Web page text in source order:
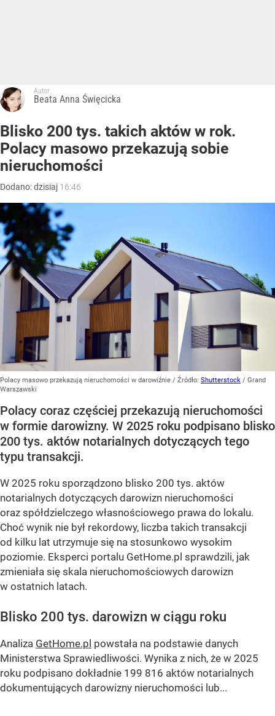
Autor:
Beata Anna Święcicka
Blisko 200 tys. takich aktów w rok.
Polacy masowo przekazują sobie
nieruchomości
Dodano:dzisiaj 16:46
Polacy masowo przekazują nieruchomości w darowiźnie / Źródło: Shutterstock / Grand
Warszawski
Polacy coraz częściej przekazują nieruchomości
w formie darowizny. W 2025 roku podpisano blisko
200 tys. aktów notarialnych dotyczących tego
typu transakcji.
W 2025 roku sporządzono blisko 200 tys. aktów
notarialnych dotyczących darowizn nieruchomości
oraz spółdzielczego własnościowego prawa do lokalu.
Choć wynik nie był rekordowy, liczba takich transakcji
od kilku lat utrzymuje się na stosunkowo wysokim
poziomie. Eksperci portalu GetHome.pl sprawdzili, jak
zmieniała się skala nieruchomościowych darowizn
w ostatnich latach.
Blisko 200 tys. darowizn w ciągu roku
Analiza GetHome.pl powstała na podstawie danych
Ministerstwa Sprawiedliwości. Wynika z nich, że w 2025
roku podpisano dokładnie 199 816 aktów notarialnych
dokumentujących darowizny nieruchomości lub...